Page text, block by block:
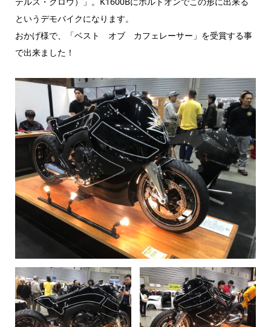
というデモバイクになります。
おかげ様で、「ベスト オブ カフェレーサー」を受賞する事
で出来ました！